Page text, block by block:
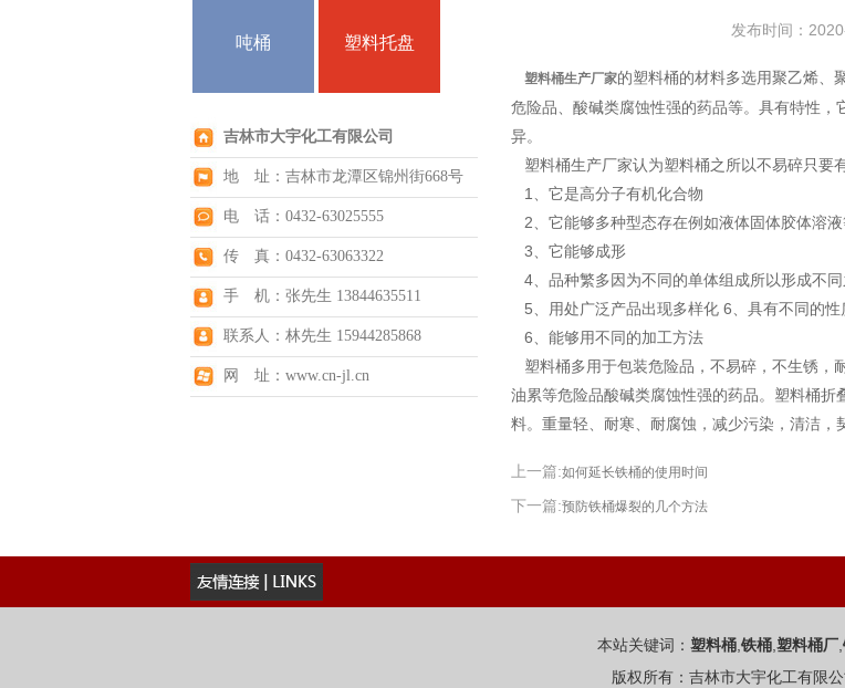
吨桶 塑料托盘
吉林市大宇化工有限公司
地 址：吉林市龙潭区锦州街668号
电 话：0432-63025555
传 真：0432-63063322
手 机：张先生 13844635511
联系人：林先生 15944285868
网 址：www.cn-jl.cn
发布时间：
塑料桶生产厂家的塑料桶的材料多选用聚乙烯、
危险品、酸碱类腐蚀性强的药品等。具有特性
异。
塑料桶生产厂家认为塑料桶之所以不易碎只要
1、它是高分子有机化合物
2、它能够多种型态存在例如液体固体胶体
3、它能够成形
4、品种繁多因为不同的单体组成所以形成不
5、用处广泛产品出现多样化 6、具有不同
6、能够用不同的加工方法
塑料桶多用于包装危险品，不易碎，不生锈，
油累等危险品酸碱类腐蚀性强的药品。塑料桶
料。重量轻、耐寒、耐腐蚀，减少污染，清洁，
上一篇:如何延长铁桶的使用时间
下一篇:预防铁桶爆裂的几个方法
本站关键词： 塑料桶 铁桶 塑料桶厂
版权所有：吉林市大宇化工有限